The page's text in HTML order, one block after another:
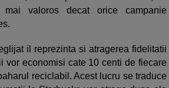
valoros decat orice campanie
il reprezinta si atragerea fidelitatii
vor economisi cate 10 centi de fiecare
reciclabil. Acest lucru se traduce